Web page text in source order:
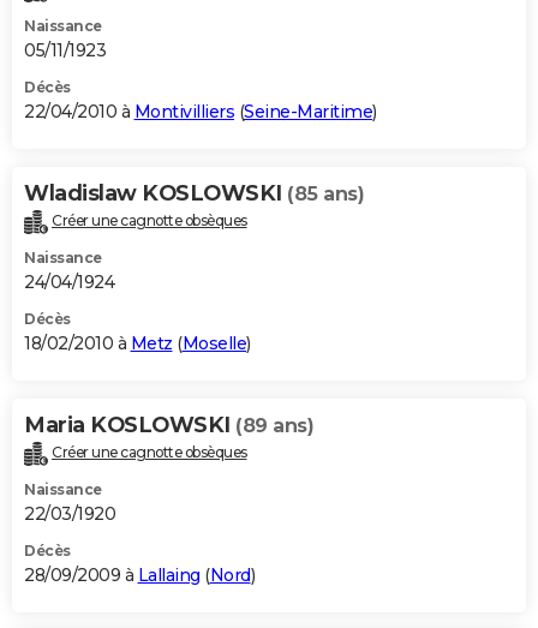
Naissance
05/11/1923
Décès
22/04/2010 à Montivilliers (Seine-Maritime)
Wladislaw KOSLOWSKI (85 ans)
Créer une cagnotte obsèques
Naissance
24/04/1924
Décès
18/02/2010 à Metz (Moselle)
Maria KOSLOWSKI (89 ans)
Créer une cagnotte obsèques
Naissance
22/03/1920
Décès
28/09/2009 à Lallaing (Nord)